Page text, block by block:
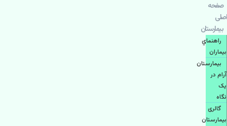
صفحه
اصلی
بيمارستان
راهنماي
بیماران
بیمارستان
آرام در
یک
نگاه
گالری
بیمارستان